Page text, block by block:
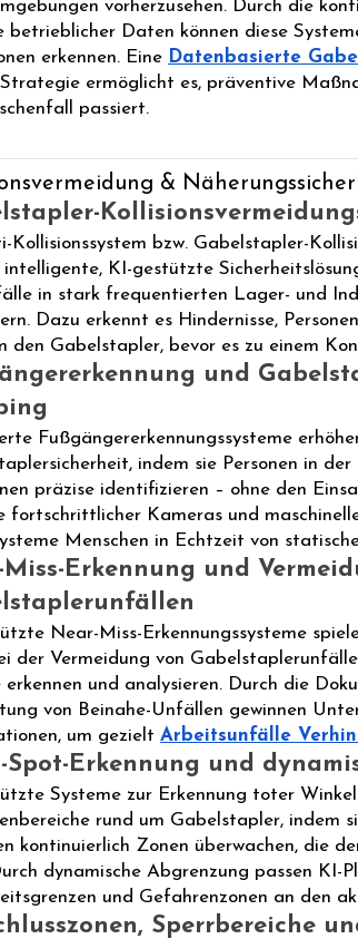
vorherzusehen. Durch die
betrieblicher Daten können diese
erkennen. Eine Datenbasierte
Strategie ermöglicht es, präventive
passiert.
&
Kollisionssystem bzw. Gabelstapler-
intelligente, KI-gestützte
in stark frequentierten Lager- und
Dazu erkennt es Hindernisse,
den Gabelstapler, bevor es zu einem
und
Fußgängererkennungssysteme
indem sie Personen in
präzise identifizieren – ohne den
fortschrittlicher Kameras und
Menschen in Echtzeit von
Miss-Erkennung und
Near-Miss-Erkennungssysteme
der Vermeidung von
erkennen und analysieren. Durch die
von Beinahe-Unfällen gewinnen
um gezielt Arbeitsunfälle
Spot-Erkennung und
Systeme zur Erkennung toter
rund um Gabelstapler, indem
kontinuierlich Zonen überwachen, die
dynamische Abgrenzung passen KI-
und Gefahrenzonen an den
Sperrbereiche